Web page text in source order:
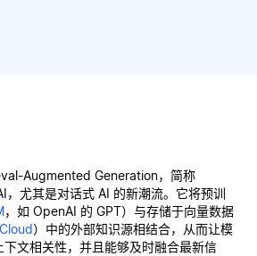
Augmented Generation，简称
，尤其是对话式 AI 的新潮流。它将预训
，如 OpenAI 的 GPT）与存储于向量数据
）中的外部知识源相结合，从而让模
文相关性，并且能够及时融合最新信